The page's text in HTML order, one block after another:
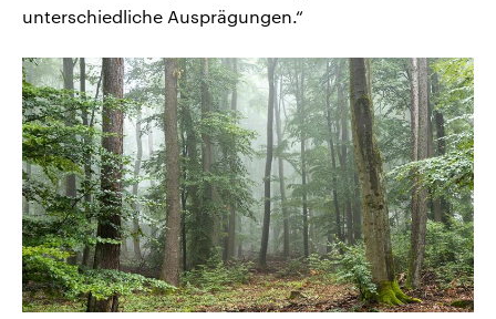
unterschiedliche Ausprägungen.“